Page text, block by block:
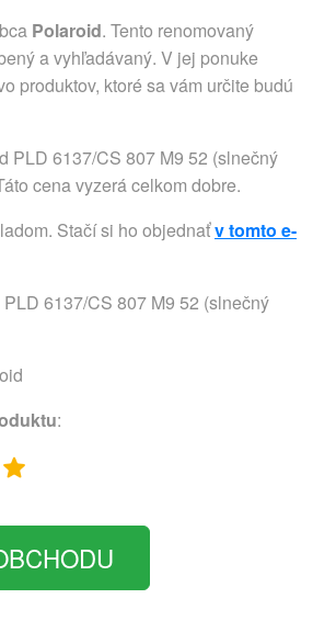
Polaroid. Tento renomovaný
a vyhľadávaný. V jej ponuke
produktov, ktoré sa vám určite budú
PLD 6137/CS 807 M9 52 (slnečný
cena vyzerá celkom dobre.
Stačí si ho objednaťv tomto e-
6137/CS 807 M9 52 (slnečný
: